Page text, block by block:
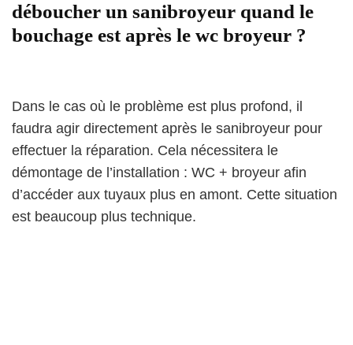
déboucher un sanibroyeur quand le
bouchage est après le wc broyeur ?
Dans le cas où le problème est plus profond, il
faudra agir directement après le sanibroyeur pour
effectuer la réparation. Cela nécessitera le
démontage de l’installation : WC + broyeur afin
d’accéder aux tuyaux plus en amont. Cette situation
est beaucoup plus technique.